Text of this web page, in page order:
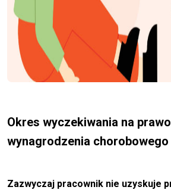
Okres wyczekiwania na
wynagrodzenia chorobowego
Zazwyczaj pracownik nie uzyskuje